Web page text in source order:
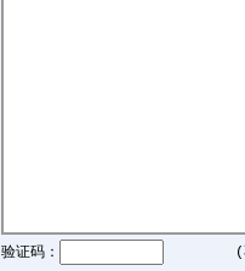
验证码： (